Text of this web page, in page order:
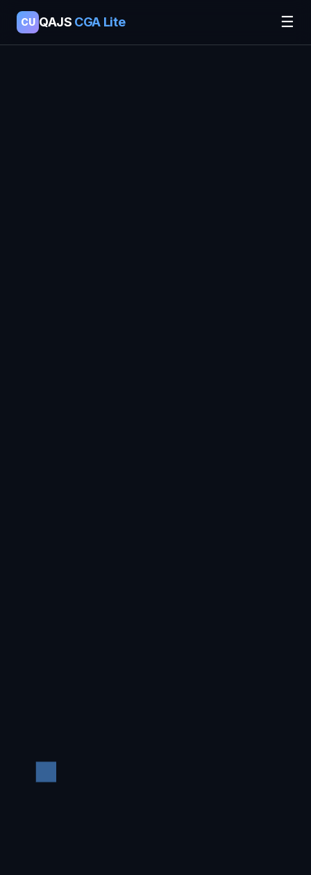
CU QAJS CGA Lite ☰